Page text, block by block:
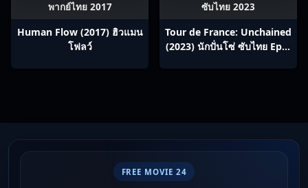
พากย์ไทย 2017
Human Flow (2017) ฮิวแมน
โฟลว์
ซับไทย 2023
Tour de France: Unchained
(2023) นักปั่นโซ่ ซับไทย Ep1-
FREE MOVIE 24